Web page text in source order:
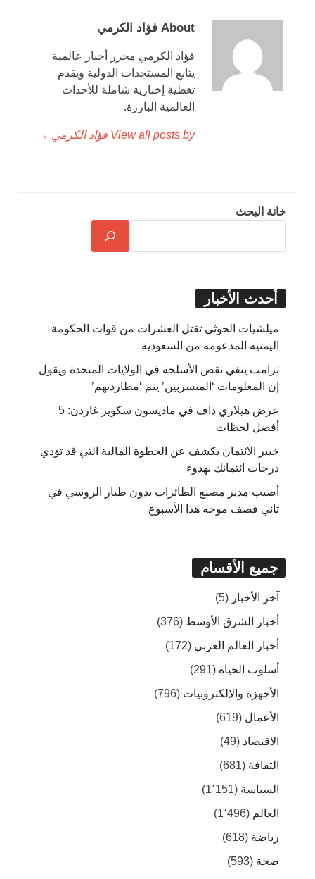
About فؤاد الكرمي
فؤاد الكرمي محرر أخبار عالمية
يتابع المستجدات الدولية ويقدم
تغطية إخبارية شاملة للأحداث
العالمية البارزة.
View all posts by فؤاد الكرمي →
خانة البحث
أحدث الأخبار
ميلشيات الحوثي تقتل العشرات من قوات الحكومة
اليمنية المدعومة من السعودية
ترامب ينفي نقص الأسلحة في الولايات المتحدة ويقول
إن المعلومات ‘المتسربين’ يتم ‘مطاردتهم’
عرض هيلاري داف في ماديسون سكوير غاردن: 5
أفضل لحظات
خبير الائتمان يكشف عن الخطوة المالية التي قد تؤذي
درجات ائتمانك بهدوء
أصيب مدير مصنع الطائرات بدون طيار الروسي في
ثاني قصف موجه هذا الأسبوع
جميع الأقسام
آخر الأخبار (5)
أخبار الشرق الأوسط (376)
أخبار العالم العربي (172)
أسلوب الحياة (291)
الأجهزة والإلكترونيات (796)
الأعمال (619)
الاقتصاد (49)
الثقافة (681)
السياسة (1٬151)
العالم (1٬496)
رياضة (618)
صحة (593)